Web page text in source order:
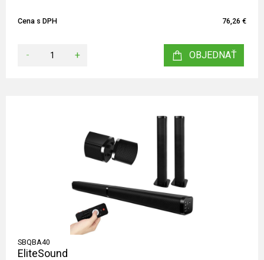
Cena s DPH 76,26 €
- + OBJEDNAŤ
SBQBA40
EliteSound